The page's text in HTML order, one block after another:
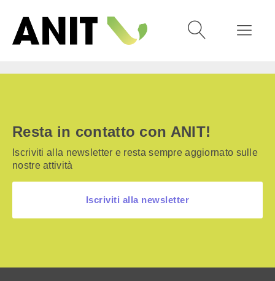
Resta in contatto con ANIT!
Iscriviti alla newsletter e resta sempre aggiornato sulle
nostre attività
Iscriviti alla newsletter